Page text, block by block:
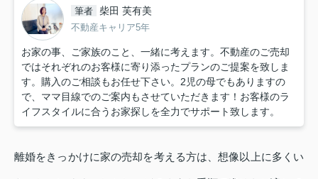
筆者 柴田 芙有美
不動産キャリア5年
お家の事、ご家族のこと、一緒に考えます。不動産のご売却
ではそれぞれのお客様に寄り添ったプランのご提案を致しま
す。購入のご相談もお任せ下さい。2児の母でもありますの
で、ママ目線でのご案内もさせていただきます！お客様のラ
イフスタイルに合うお家探しを全力でサポート致します。
離婚をきっかけに家の売却を考える方は、想像以上に多くい